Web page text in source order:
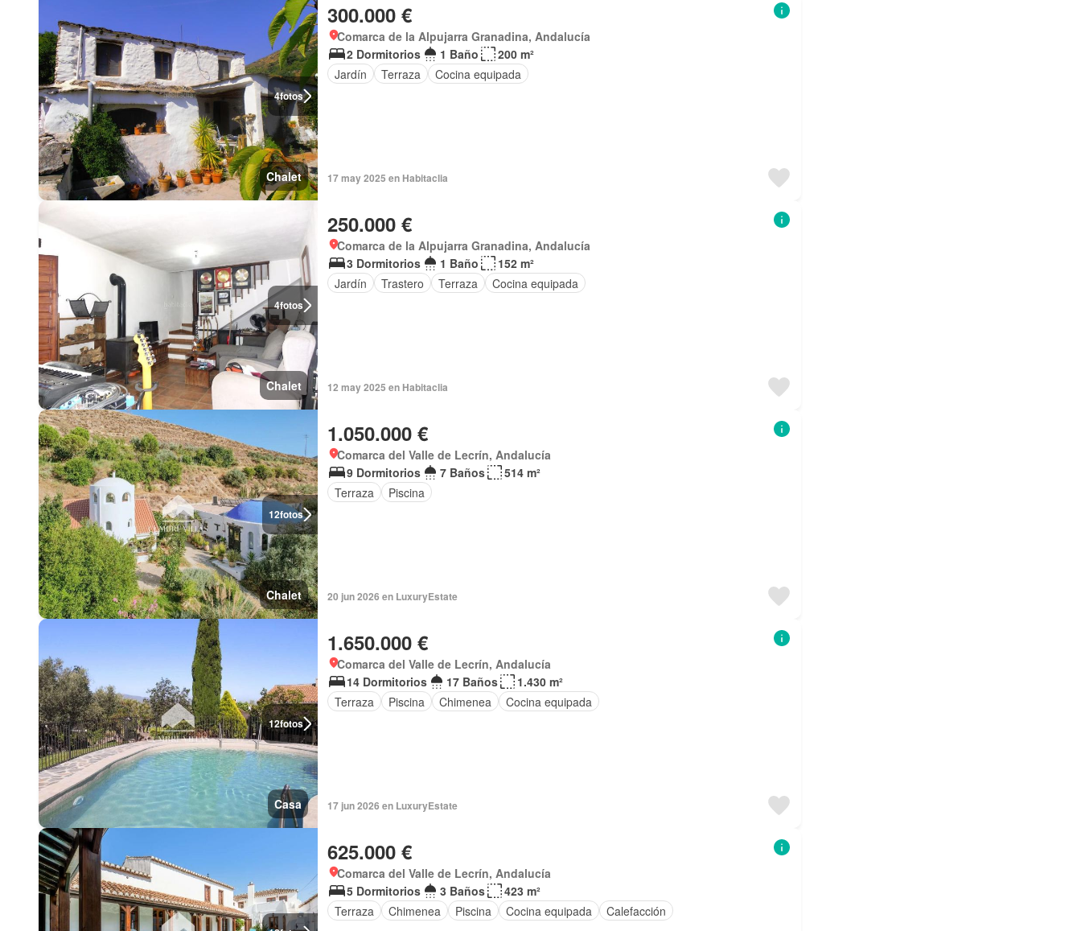
4fotos
Chalet
300.000 €
Comarca de la Alpujarra Granadina, Andalucía
2 Dormitorios
1 Baño
200 m²
Jardín
Terraza Cocina equipada
17 may 2025 en Habitaclia
4fotos
Chalet
250.000 €
Comarca de la Alpujarra Granadina, Andalucía
3 Dormitorios
1 Baño
152 m²
Jardín
Trastero Terraza Cocina equipada
12 may 2025 en Habitaclia
12fotos
Chalet
1.050.000 €
Comarca del Valle de Lecrín, Andalucía
9 Dormitorios
7 Baños
514 m²
Terraza
Piscina
20 jun 2026 en LuxuryEstate
12fotos
Casa
1.650.000 €
Comarca del Valle de Lecrín, Andalucía
14 Dormitorios
17 Baños
1.430 m²
Terraza
Piscina Chimenea Cocina equipada
17 jun 2026 en LuxuryEstate
625.000 €
Comarca del Valle de Lecrín, Andalucía
5 Dormitorios
3 Baños
423 m²
Terraza
Chimenea Piscina Cocina equipada Calefacción